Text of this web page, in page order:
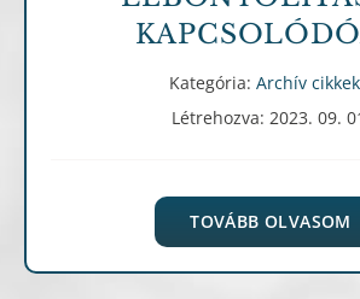
Kategória: Archív cikkek
Létrehozva: 2023. 09.
TOVÁBB OLVASOM